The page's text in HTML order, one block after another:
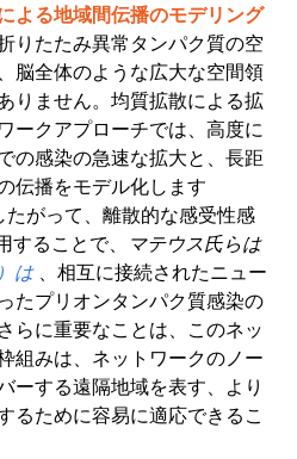
よる地域間伝播のモデリング
りたたみ異常タンパク質の空
脳全体のような広大な空間領
りません。均質拡散による拡
ークアプローチでは、高度に
の感染の急速な拡大と、長距
伝播をモデル化します
たがって、離散的な感受性感
ることで、
マテウス氏らは
は 、相互に接続されたニュー
たプリオンタンパク質感染の
らに重要なことは、このネッ
組みは、ネットワークのノー
ーする遠隔地域を表す、より
るために容易に適応できるこ